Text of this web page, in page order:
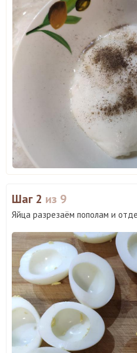
Шаг 2 из 9
Яйца разрезаём пополам и